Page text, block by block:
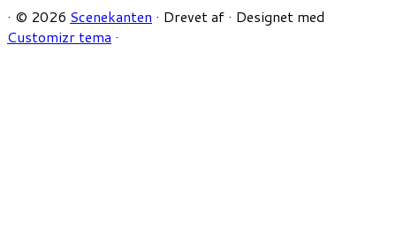
· © 2026 Scenekanten · Drevet af · Designet med
Customizr tema ·